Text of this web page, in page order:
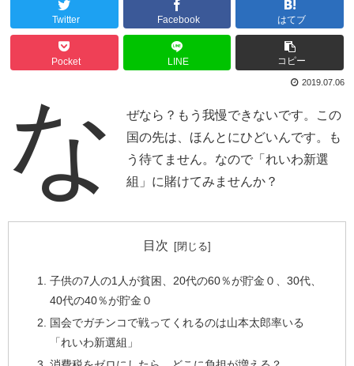
Twitter Facebook はてブ
Pocket LINE コピー
2019.07.06
な
ぜなら？もう我慢できないです。この
国の先は、ほんとにひどいんです。も
う待てません。なので「れいわ新選
組」に賭けてみませんか？
目次
子供の7人の1人が貧困、20代の60％が貯金０、30代、
40代の40％が貯金０
国会でガチンコで戦ってくれるのは山本太郎率いる
「れいわ新選組」